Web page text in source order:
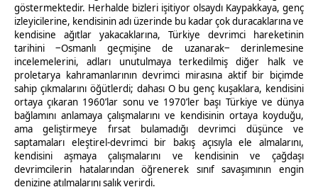
göstermektedir. Herhalde bizleri işitiyor olsaydı Kaypakkaya, genç
izleyicilerine, kendisinin adı üzerinde bu kadar çok duracaklarına ve
kendisine ağıtlar yakacaklarına, Türkiye devrimci hareketinin
tarihini ‒Osmanlı geçmişine de uzanarak‒ derinlemesine
incelemelerini, adları unutulmaya terkedilmiş diğer halk ve
proletarya kahramanlarının devrimci mirasına aktif bir biçimde
sahip çıkmalarını öğütlerdi; dahası O bu genç kuşaklara, kendisini
ortaya çıkaran 1960’lar sonu ve 1970’ler başı Türkiye ve dünya
bağlamını anlamaya çalışmalarını ve kendisinin ortaya koyduğu,
ama geliştirmeye fırsat bulamadığı devrimci düşünce ve
saptamaları eleştirel-devrimci bir bakış açısıyla ele almalarını,
kendisini aşmaya çalışmalarını ve kendisinin ve çağdaşı
devrimcilerin hatalarından öğrenerek sınıf savaşımının engin
denizine atılmalarını salık verirdi.